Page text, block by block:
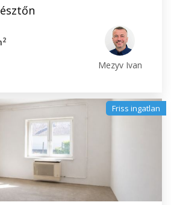
2
Mezyv Ivan
Friss ingatlan